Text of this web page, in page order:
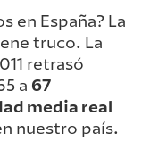
en España? La
truco. La
retrasó
a 67
media real
nuestro país.